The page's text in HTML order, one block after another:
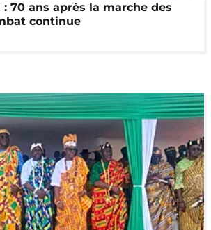
70 ans après la marche des
continue